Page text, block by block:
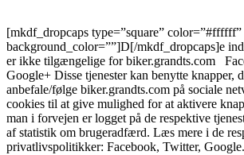
[mkdf_dropcaps type=”square” color=”#ffffff”
background_color=””]D[/mkdf_dropcaps]e
er ikke tilgængelige for biker.grandts.com
Google+ Disse tjenester kan benytte knapper,
anbefale/følge biker.grandts.com på sociale
cookies til at give mulighed for at aktivere
man i forvejen er logget på de respektive
af statistik om brugeradfærd. Læs mere i de
privatlivspolitikker: Facebook, Twitter, Google.